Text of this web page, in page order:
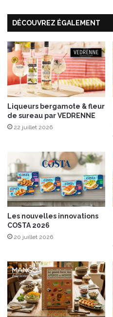
r
n
c
e
l
m
i
e
l
e
l
r
c
B
i
a
n
t
:
L
l
a
s
s
i
q
u
e
e
f
o
n
t
DÉCOUVREZ ÉGALEMENT
Liqueurs bergamote & fleur
de sureau par VEDRENNE
22 juillet 2026
Les nouvelles innovations
COSTA 2026
20 juillet 2026